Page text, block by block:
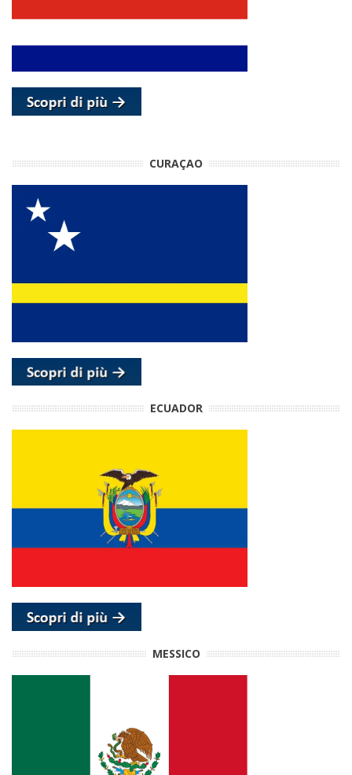
CURAÇAO
ECUADOR
MESSICO